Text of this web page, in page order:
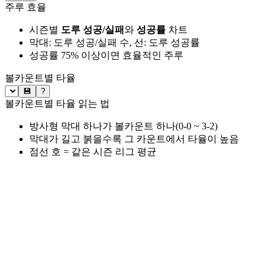
주루 효율
시즌별 도루 성공/실패와 성공률 차트
막대: 도루 성공/실패 수, 선: 도루 성공률
성공률 75% 이상이면 효율적인 주루
볼카운트별 타율
💾 ?
볼카운트별 타율 읽는 법
방사형 막대 하나가 볼카운트 하나(0-0 ~ 3-2)
막대가 길고 붉을수록 그 카운트에서 타율이 높음
점선 호 = 같은 시즌 리그 평균